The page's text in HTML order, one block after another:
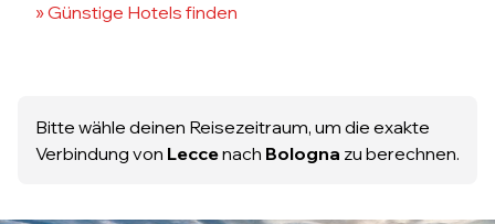
» Günstige Hotels finden
Bitte wähle deinen Reisezeitraum, um die exakte
Verbindung von Leccenach Bologna zu berechnen.